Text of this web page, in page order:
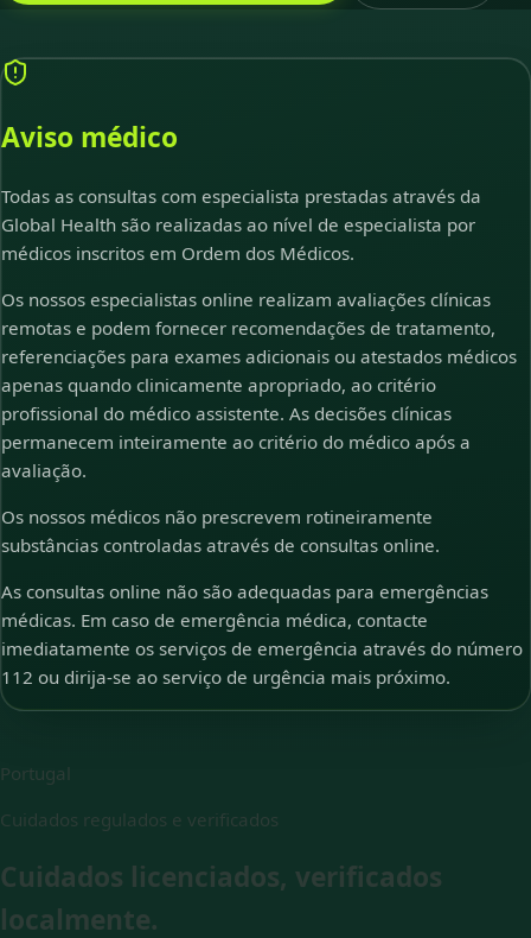
Aviso médico
Todas as consultas com especialista prestadas através da
Global Health são realizadas ao nível de especialista por
médicos inscritos em Ordem dos Médicos.
Os nossos especialistas online realizam avaliações clínicas
remotas e podem fornecer recomendações de tratamento,
referenciações para exames adicionais ou atestados médicos
apenas quando clinicamente apropriado, ao critério
profissional do médico assistente. As decisões clínicas
permanecem inteiramente ao critério do médico após a
avaliação.
Os nossos médicos não prescrevem rotineiramente
substâncias controladas através de consultas online.
As consultas online não são adequadas para emergências
médicas. Em caso de emergência médica, contacte
imediatamente os serviços de emergência através do número
112 ou dirija-se ao serviço de urgência mais próximo.
Portugal
Cuidados regulados e verificados
Cuidados licenciados, verificados
localmente.